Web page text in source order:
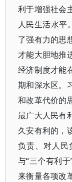
利于增强社会
人民生活水平
了强有力的思
才能大胆地推
经济制度才能
期和深水区。
和改革代价的
最广大人民有
久安有利的，
负责、对人民
与“三个有利
来衡量各项改